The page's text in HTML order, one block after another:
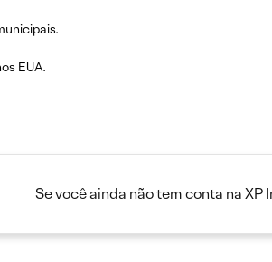
EUA.
Se você ainda não tem conta na XP